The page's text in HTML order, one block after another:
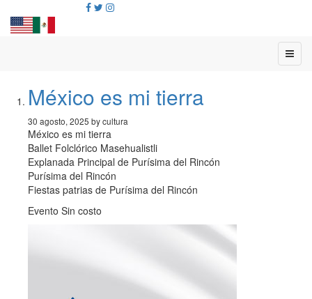
México es mi tierra
30 agosto, 2025 by cultura
México es mi tierra
Ballet Folclórico Masehualistli
Explanada Principal de Purísima del Rincón
Purísima del Rincón
Fiestas patrias de Purísima del Rincón
Evento Sin costo